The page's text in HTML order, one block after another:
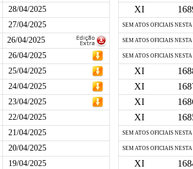
28/04/2025
27/04/2025
26/04/2025
26/04/2025
25/04/2025
24/04/2025
23/04/2025
22/04/2025
21/04/2025
20/04/2025
19/04/2025
XI
SEM ATOS OFICIAIS
SEM ATOS OFICIAIS
SEM ATOS OFICIAIS
XI
XI
XI
XI
SEM ATOS OFICIAIS
SEM ATOS OFICIAIS
XI